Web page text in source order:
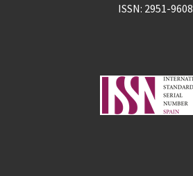
ISSN: 2951-9608